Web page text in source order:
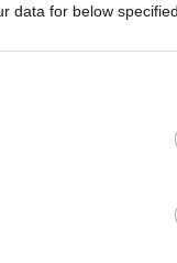
data for below